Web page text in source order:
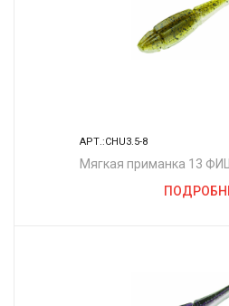
АРТ.:CHU3.5-8
Мягкая приманка 13